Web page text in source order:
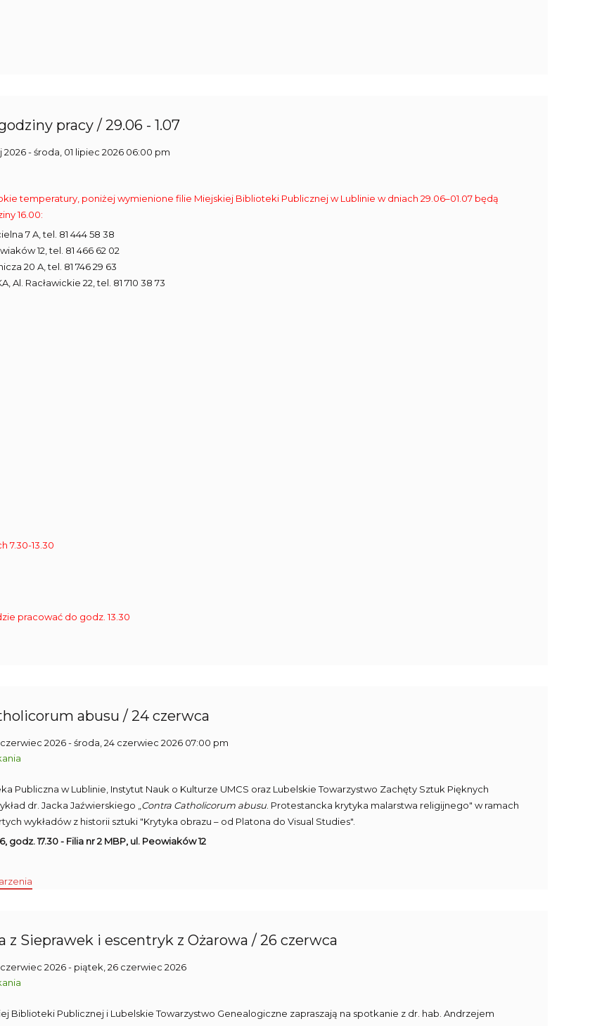
pracy / 29.06 - 1.07
2026- środa, 01 lipiec 2026 06:00 pm
temperatury, poniżej wymienione filie Miejskiej Biblioteki Publicznej w Lublinie w dniach 29.06–01.07 będą
16.00:
7 A, tel. 81 444 58 38
12, tel. 81 466 62 02
20 A, tel. 81 746 29 63
Al. Racławickie 22, tel. 81 710 38 73
7.30-13.30
pracować do godz. 13.30
abusu / 24 czerwca
2026- środa, 24 czerwiec 2026 07:00 pm
Publiczna w Lublinie, Instytut Nauk o Kulturze UMCS oraz Lubelskie Towarzystwo Zachęty Sztuk Pięknych
dr. Jacka Jaźwierskiego „ Contra Catholicorum abusu . Protestancka krytyka malarstwa religijnego" w ramach
wykładów z historii sztuki "Krytyka obrazu – od Platona do Visual Studies".
godz. 17.30 - Filia nr 2 MBP, ul. Peowiaków 12
z Sieprawek i escentryk z Ożarowa / 26 czerwca
2026- piątek, 26 czerwiec 2026
Biblioteki Publicznej i Lubelskie Towarzystwo Genealogiczne zapraszają na spotkanie z dr. hab. Andrzejem